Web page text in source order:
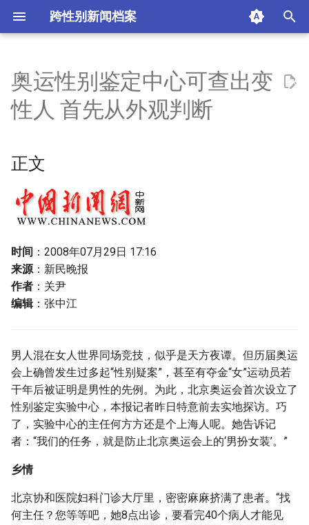
跨性别新闻档案
i
a
i
n
e
a
r
c
h
正文
附加信息 [Processed Page
奥运性别鉴定中心可查出变
性人 首先从外观判断
正文
时间 ：2008年07月29日 17:16
来源：新民晚报
作者 ：关尹
编辑：张中江
男人混在女人世界同场竞技，似乎是天方夜谭。但历届奥运
会上确曾发生过多起“性别疑案”，甚至有夺金“女”运动员若
干年后被证明是男性的先例。为此，北京奥运会首次设立了
性别鉴定实验中心，本报记者昨日特意前去实地探访。巧
了，实验中心的主任何方方还是个上海人呢。她告诉记
者：“我们的任务，就是防止北京奥运会上的‘男扮女装’。”
乡情
北京协和医院妇科门诊大厅里，密密麻麻挤满了患者。“找
何主任？您等等吧，她8点出诊，要看完40个病人才能见